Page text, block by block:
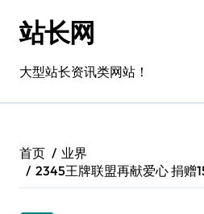
站长网
大型站长资讯类网站！
首页
业界
2345王牌联盟再献爱心 捐赠